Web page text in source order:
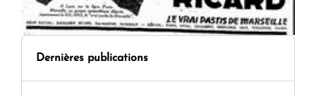
Dernières publications